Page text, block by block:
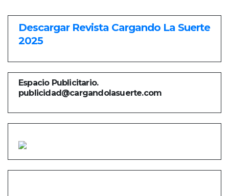
Descargar Revista Cargando La Suerte
2025
Espacio Publicitario.
publicidad@cargandolasuerte.com